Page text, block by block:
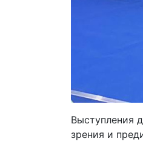
Выступления
зрения и